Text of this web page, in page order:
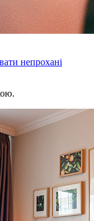
непрохані